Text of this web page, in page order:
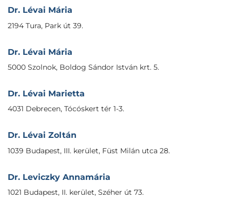
Dr. Lévai Mária
2194 Tura, Park út 39.
Dr. Lévai Mária
5000 Szolnok, Boldog Sándor István krt. 5.
Dr. Lévai Marietta
4031 Debrecen, Tócóskert tér 1-3.
Dr. Lévai Zoltán
1039 Budapest, III. kerület, Füst Milán utca 28.
Dr. Leviczky Annamária
1021 Budapest, II. kerület, Széher út 73.